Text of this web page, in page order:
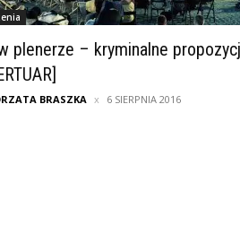
plenerze – kryminalne
BRASZKA 6 SIERPNIA 2016